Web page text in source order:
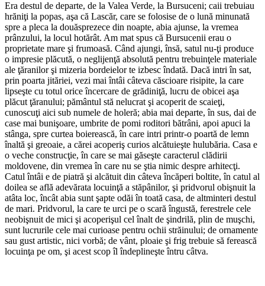
Era destul de departe, de la Valea Verde, la Bursuceni; caii trebuiau
hrăniţi la popas, aşa că Lascăr, care se folosise de o lună minunată
spre a pleca la douăsprezece din noapte, abia ajunse, la vremea
prânzului, la locul hotărât. Am mat spus că Bursucenii erau o
proprietate mare şi frumoasă. Când ajungi, însă, satul nu-ţi produce
o impresie plăcută, o neglijenţă absolută pentru trebuinţele materiale
ale ţăranilor şi mizeria bordeielor te izbesc îndată. Dacă intri în sat,
prin poarta jităriei, vezi mai întâi câteva căscioare risipite, la care
lipseşte cu totul orice încercare de grădiniţă, lucru de obicei aşa
plăcut ţăranului; pământul stă nelucrat şi acoperit de scaieţi,
cunoscuţi aici sub numele de holeră; abia mai departe, în sus, dai de
case mai bunişoare, umbrite de pomi roditori bătrâni, apoi apuci la
stânga, spre curtea boierească, în care intri printr-o poartă de lemn
înaltă şi greoaie, a cărei acoperiş curios alcătuieşte hulubăria. Casa e
o veche construcţie, în care se mai găseşte caracterul clădirii
moldovene, din vremea în care nu se ştia nimic despre arhitecţi.
Catul întâi e de piatră şi alcătuit din câteva încăperi boltite, în catul al
doilea se află adevărata locuinţă a stăpânilor, şi pridvorul obişnuit la
atâta loc, încât abia sunt şapte odăi în toată casa, de altminteri destul
de mari. Pridvorul, la care te urci pe o scară îngustă, ferestrele cele
neobişnuit de mici şi acoperişul cel înalt de şindrilă, plin de muşchi,
sunt lucrurile cele mai curioase pentru ochii străinului; de ornamente
sau gust artistic, nici vorbă; de vânt, ploaie şi frig trebuie să ferească
locuinţa pe om, şi acest scop îl îndeplineşte întru câtva.